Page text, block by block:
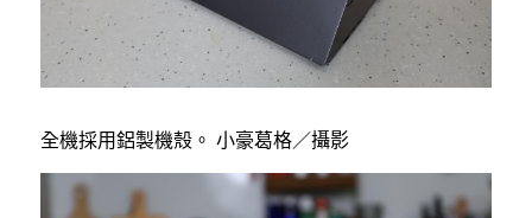
全機採用鋁製機殼。 小豪葛格／攝影